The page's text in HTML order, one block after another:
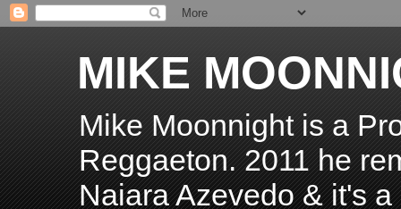
MIKE
Mike Moonnight is a
Reggaeton. 2011 he
Naiara Azevedo & it's